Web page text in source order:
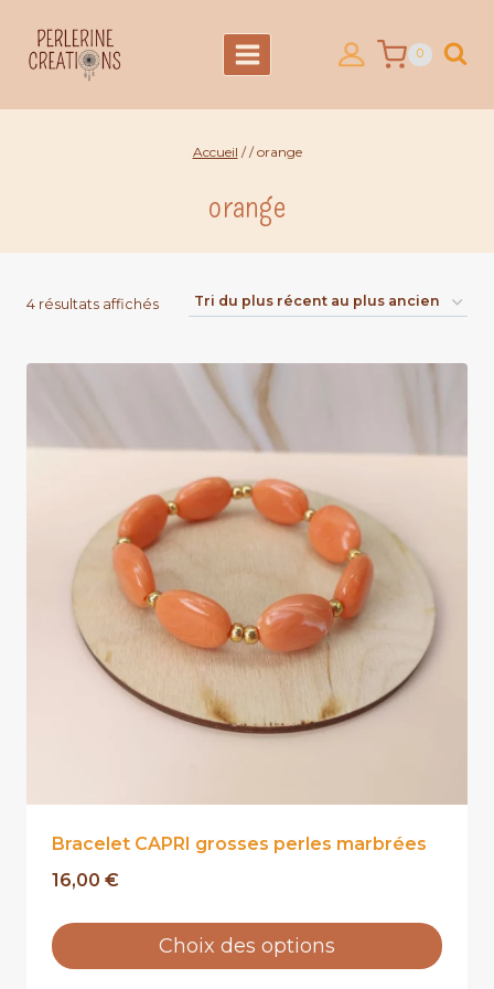
contenu
0
Accueil / / orange
orange
4 résultats affichésTrié
ancien
marbrées
16,00 €
Choix des options